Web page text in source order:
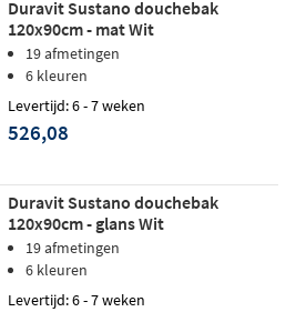
Duravit Sustano douchebak
120x90cm - mat Wit
19 afmetingen
6 kleuren
Levertijd: 6 - 7 weken
526,08
Duravit Sustano douchebak
120x90cm - glans Wit
19 afmetingen
6 kleuren
Levertijd: 6 - 7 weken